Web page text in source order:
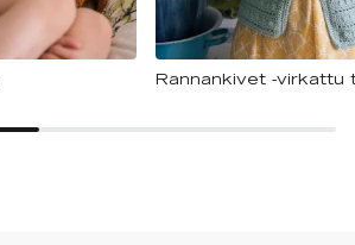
Rannankivet -virkattu